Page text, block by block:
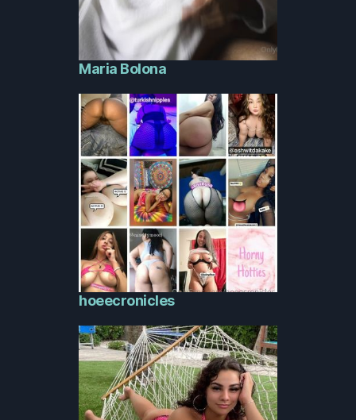
Maria Bolona
hoeecronicles